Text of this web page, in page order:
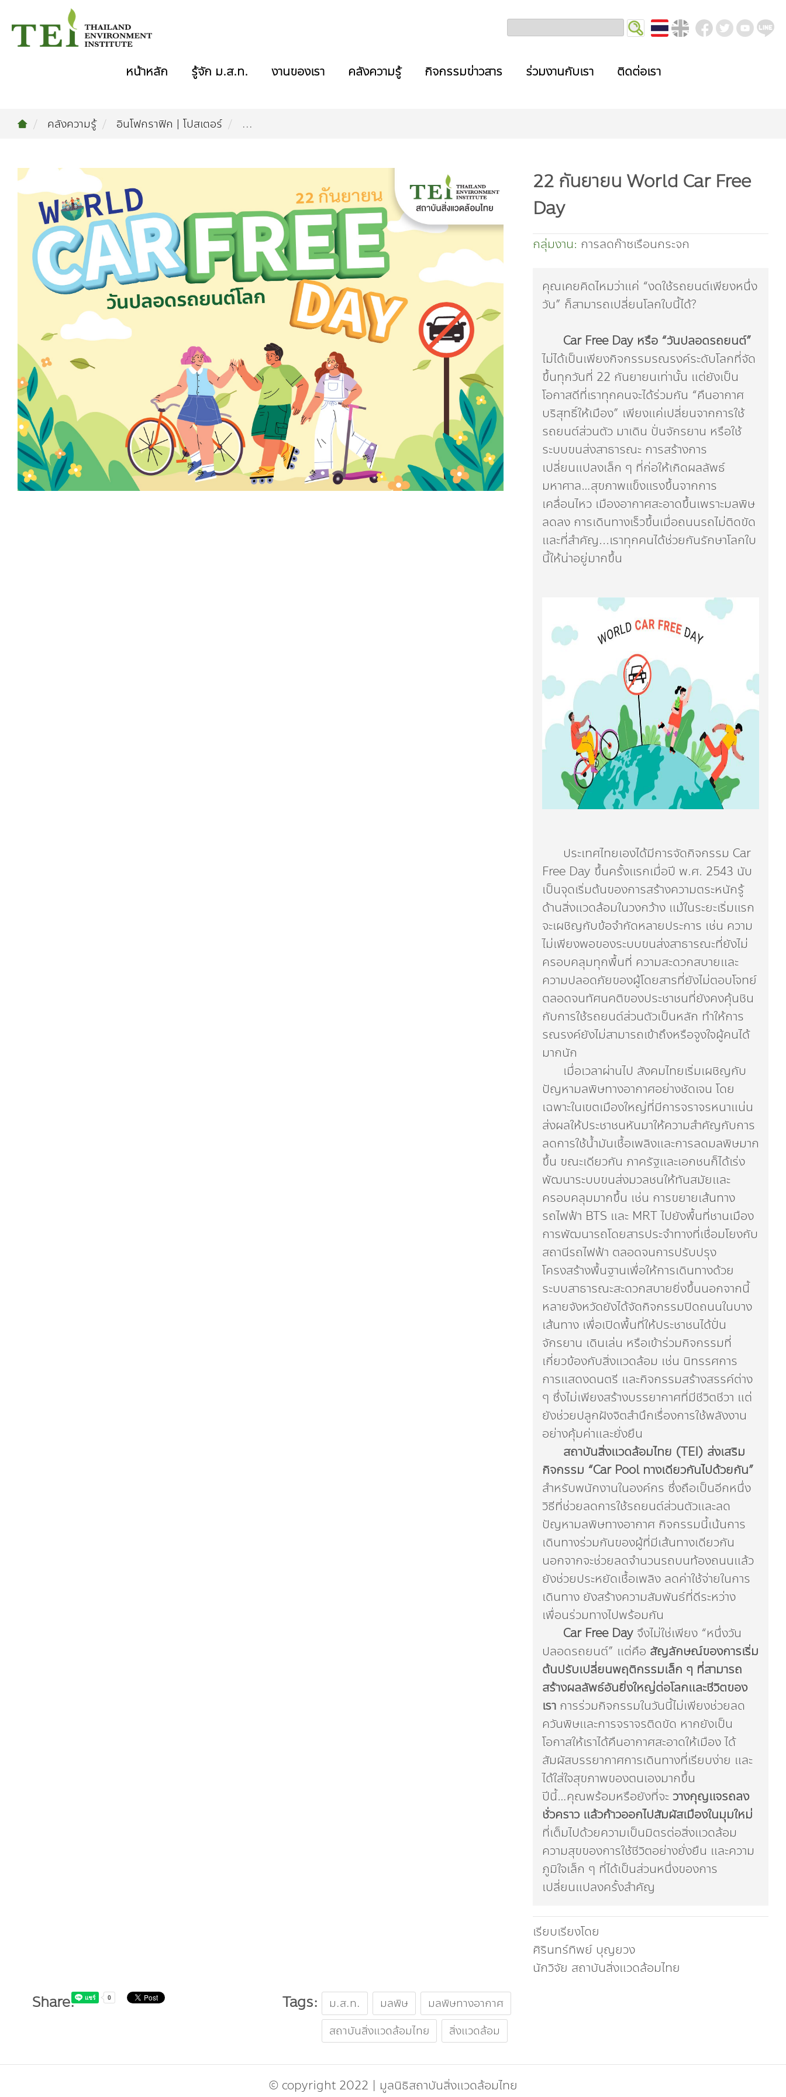
หน้าหลัก รู้จัก ม.ส.ท. งานของเรา คลังความรู้ กิจกรรมข่าวสาร ร่วมงานกับเรา ติดต่อเรา
คลังความรู้ อินโฟกราฟิก | โปสเตอร์ ...
22 กันยายน World Car Free
Day
กลุ่มงาน: การลดก๊าซเรือนกระจก
คุณเคยคิดไหมว่าแค่ “งดใช้รถยนต์เพียงหนึ่ง
วัน” ก็สามารถเปลี่ยนโลกใบนี้ได้?
Car Free Day หรือ “วันปลอดรถยนต์”
ไม่ได้เป็นเพียงกิจกรรมรณรงค์ระดับโลกที่จัด
ขึ้นทุกวันที่ 22 กันยายนเท่านั้น แต่ยังเป็น
โอกาสดีที่เราทุกคนจะได้ร่วมกัน “คืนอากาศ
บริสุทธิ์ให้เมือง” เพียงแค่เปลี่ยนจากการใช้
รถยนต์ส่วนตัว มาเดิน ปั่นจักรยาน หรือใช้
ระบบขนส่งสาธารณะ การสร้างการ
เปลี่ยนแปลงเล็ก ๆ ที่ก่อให้เกิดผลลัพธ์
มหาศาล…สุขภาพแข็งแรงขึ้นจากการ
เคลื่อนไหว เมืองอากาศสะอาดขึ้นเพราะมลพิษ
ลดลง การเดินทางเร็วขึ้นเมื่อถนนรถไม่ติดขัด
และที่สำคัญ...เราทุกคนได้ช่วยกันรักษาโลกใบ
นี้ให้น่าอยู่มากขึ้น
ประเทศไทยเองได้มีการจัดกิจกรรม Car
Free Day ขึ้นครั้งแรกเมื่อปี พ.ศ. 2543 นับ
เป็นจุดเริ่มต้นของการสร้างความตระหนักรู้
ด้านสิ่งแวดล้อมในวงกว้าง แม้ในระยะเริ่มแรก
จะเผชิญกับข้อจำกัดหลายประการ เช่น ความ
ไม่เพียงพอของระบบขนส่งสาธารณะที่ยังไม่
ครอบคลุมทุกพื้นที่ ความสะดวกสบายและ
ความปลอดภัยของผู้โดยสารที่ยังไม่ตอบโจทย์
ตลอดจนทัศนคติของประชาชนที่ยังคงคุ้นชิน
กับการใช้รถยนต์ส่วนตัวเป็นหลัก ทำให้การ
รณรงค์ยังไม่สามารถเข้าถึงหรือจูงใจผู้คนได้
มากนัก
เมื่อเวลาผ่านไป สังคมไทยเริ่มเผชิญกับ
ปัญหามลพิษทางอากาศอย่างชัดเจน โดย
เฉพาะในเขตเมืองใหญ่ที่มีการจราจรหนาแน่น
ส่งผลให้ประชาชนหันมาให้ความสำคัญกับการ
ลดการใช้น้ำมันเชื้อเพลิงและการลดมลพิษมาก
ขึ้น ขณะเดียวกัน ภาครัฐและเอกชนก็ได้เร่ง
พัฒนาระบบขนส่งมวลชนให้ทันสมัยและ
ครอบคลุมมากขึ้น เช่น การขยายเส้นทาง
รถไฟฟ้า BTS และ MRT ไปยังพื้นที่ชานเมือง
การพัฒนารถโดยสารประจำทางที่เชื่อมโยงกับ
สถานีรถไฟฟ้า ตลอดจนการปรับปรุง
โครงสร้างพื้นฐานเพื่อให้การเดินทางด้วย
ระบบสาธารณะสะดวกสบายยิ่งขึ้นนอกจากนี้
หลายจังหวัดยังได้จัดกิจกรรมปิดถนนในบาง
เส้นทาง เพื่อเปิดพื้นที่ให้ประชาชนได้ปั่น
จักรยาน เดินเล่น หรือเข้าร่วมกิจกรรมที่
เกี่ยวข้องกับสิ่งแวดล้อม เช่น นิทรรศการ
การแสดงดนตรี และกิจกรรมสร้างสรรค์ต่าง
ๆ ซึ่งไม่เพียงสร้างบรรยากาศที่มีชีวิตชีวา แต่
ยังช่วยปลูกฝังจิตสำนึกเรื่องการใช้พลังงาน
อย่างคุ้มค่าและยั่งยืน
สถาบันสิ่งแวดล้อมไทย (TEI) ส่งเสริม
กิจกรรม “Car Pool ทางเดียวกันไปด้วยกัน”
สำหรับพนักงานในองค์กร ซึ่งถือเป็นอีกหนึ่ง
วิธีที่ช่วยลดการใช้รถยนต์ส่วนตัวและลด
ปัญหามลพิษทางอากาศ กิจกรรมนี้เน้นการ
เดินทางร่วมกันของผู้ที่มีเส้นทางเดียวกัน
นอกจากจะช่วยลดจำนวนรถบนท้องถนนแล้ว
ยังช่วยประหยัดเชื้อเพลิง ลดค่าใช้จ่ายในการ
เดินทาง ยังสร้างความสัมพันธ์ที่ดีระหว่าง
เพื่อนร่วมทางไปพร้อมกัน
Car Free Dayจึงไม่ใช่เพียง “หนึ่งวัน
ปลอดรถยนต์” แต่คือ สัญลักษณ์ของการเริ่ม
ต้นปรับเปลี่ยนพฤติกรรมเล็ก ๆ ที่สามารถ
สร้างผลลัพธ์อันยิ่งใหญ่ต่อโลกและชีวิตของ
เราการร่วมกิจกรรมในวันนี้ไม่เพียงช่วยลด
ควันพิษและการจราจรติดขัด หากยังเป็น
โอกาสให้เราได้คืนอากาศสะอาดให้เมือง ได้
สัมผัสบรรยากาศการเดินทางที่เรียบง่าย และ
ได้ใส่ใจสุขภาพของตนเองมากขึ้น
ปีนี้…คุณพร้อมหรือยังที่จะ วางกุญแจรถลง
ชั่วคราว แล้วก้าวออกไปสัมผัสเมืองในมุมใหม่
ที่เต็มไปด้วยความเป็นมิตรต่อสิ่งแวดล้อม
ความสุขของการใช้ชีวิตอย่างยั่งยืน และความ
ภูมิใจเล็ก ๆ ที่ได้เป็นส่วนหนึ่งของการ
เปลี่ยนแปลงครั้งสำคัญ
เรียบเรียงโดย
ศิรินทร์ทิพย์ บุญยวง
นักวิจัย สถาบันสิ่งแวดล้อมไทย
Share: Tags: ม.ส.ท. มลพิษ
มลพิษทางอากาศ
สถาบันสิ่งแวดล้อมไทย
สิ่งแวดล้อม
© copyright 2022 | มูลนิธิสถาบันสิ่งแวดล้อมไทย